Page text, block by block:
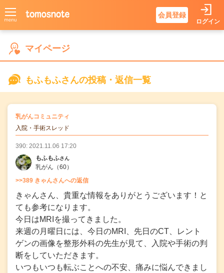
会員登録
ログイン
もふもふさんの
マイページ
もふもふさんの投稿・返信一覧
乳がんコミュニティ
入院・手術スレッド
390: 2021.11.06 17:20
もふもふさん
乳がん （60）
>>389 きゃんさんへの返信
きゃんさん、貴重な情報をありがとうございます！と
ても参考になります。
今日はMRIを撮ってきました。
来週の月曜日には、今日のMRI、先日のCT、レント
ゲンの画像を整形外科の先生が見て、入院や手術の判
断をしていただきます。
いつもいつも転ぶことへの不安、痛みに悩んできまし